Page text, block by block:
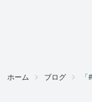
ホーム ブログ